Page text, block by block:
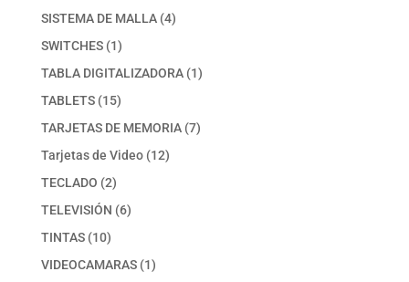
productos
SISTEMA DE MALLA 44
SWITCHES 11
producto
TABLA DIGITALIZADORA 11
TABLETS 1515
productos
TARJETAS DE MEMORIA 77
Tarjetas de Video 1212
TECLADO 22
productos
TELEVISIÓN 66
TINTAS 1010
productos
VIDEOCAMARAS 11